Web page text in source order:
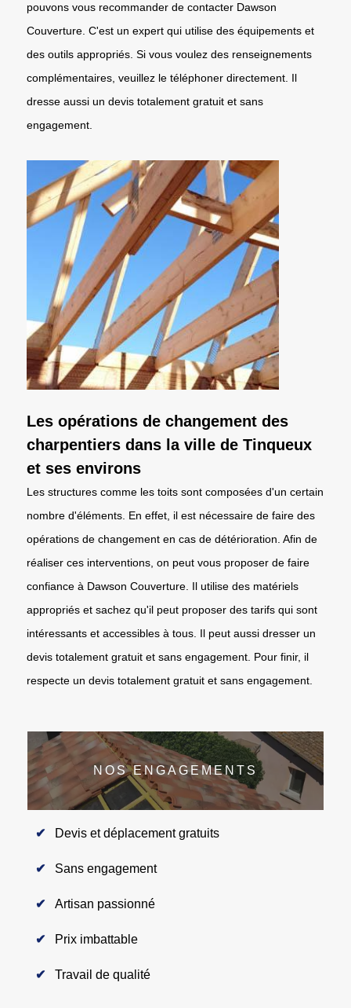
pouvons vous recommander de contacter Dawson
Couverture. C'est un expert qui utilise des équipements et
des outils appropriés. Si vous voulez des renseignements
complémentaires, veuillez le téléphoner directement. Il
dresse aussi un devis totalement gratuit et sans
engagement.
Les opérations de changement des
charpentiers dans la ville de Tinqueux
et ses environs
Les structures comme les toits sont composées d'un certain
nombre d'éléments. En effet, il est nécessaire de faire des
opérations de changement en cas de détérioration. Afin de
réaliser ces interventions, on peut vous proposer de faire
confiance à Dawson Couverture. Il utilise des matériels
appropriés et sachez qu'il peut proposer des tarifs qui sont
intéressants et accessibles à tous. Il peut aussi dresser un
devis totalement gratuit et sans engagement. Pour finir, il
respecte un devis totalement gratuit et sans engagement.
NOS ENGAGEMENTS
Devis et déplacement gratuits
Sans engagement
Artisan passionné
Prix imbattable
Travail de qualité